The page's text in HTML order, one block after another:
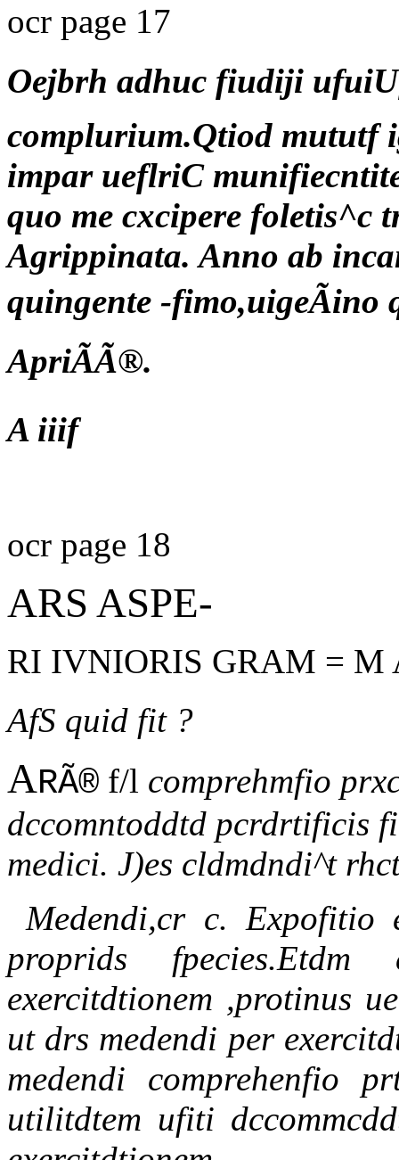
ocr page 17
Oejbrh adhuc fiudiji
complurium.Qtiod mututf
impar ueflriC
quo me cxcipere foletis^c
Agrippinata. Anno ab
quingente -
ApriÃÃ®.
A iiif
ocr page 18
ARS ASPE-
RI IVNIORIS GRAM = M
AfS quid fit ?
ARÃ® f/l comprehmfio
dccomntoddtd pcrdrtificis
medici. J)es cldmdndi^t
Medendi,cr c. Expofitio
proprids
exercitdtionem ,protinus
ut drs medendi per
medendi comprehenfio
utilitdtem ufiti